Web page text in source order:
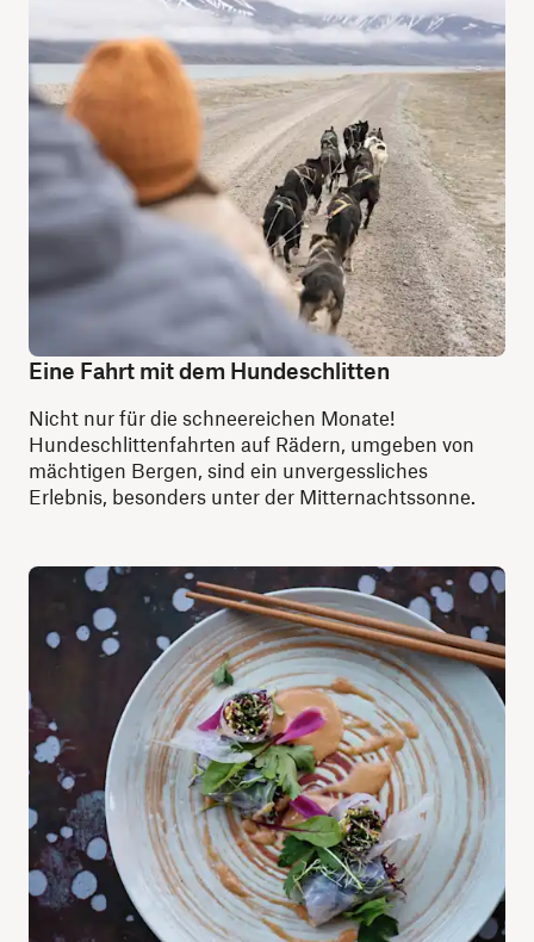
Eine Fahrt mit dem Hundeschlitten
Nicht nur für die schneereichen Monate!
Hundeschlittenfahrten auf Rädern, umgeben von
mächtigen Bergen, sind ein unvergessliches
Erlebnis, besonders unter der Mitternachtssonne.